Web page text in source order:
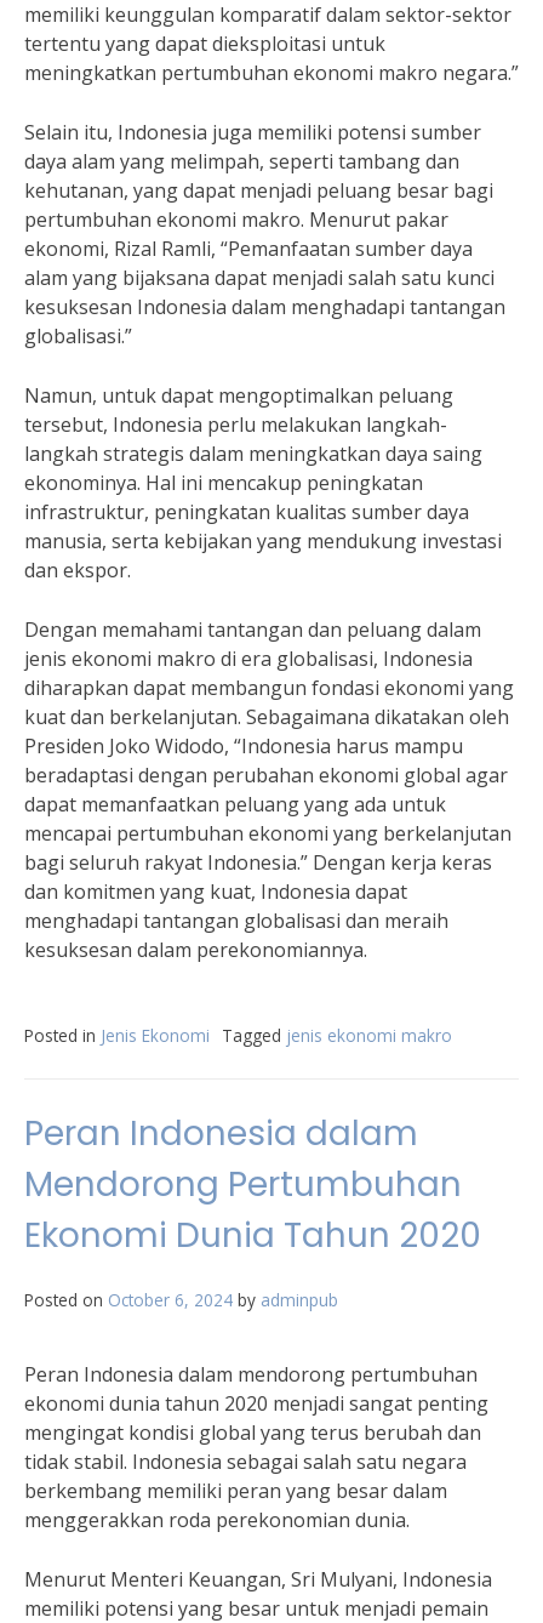
memiliki keunggulan komparatif dalam sektor-sektor
tertentu yang dapat dieksploitasi untuk
meningkatkan pertumbuhan ekonomi makro negara.”
Selain itu, Indonesia juga memiliki potensi sumber
daya alam yang melimpah, seperti tambang dan
kehutanan, yang dapat menjadi peluang besar bagi
pertumbuhan ekonomi makro. Menurut pakar
ekonomi, Rizal Ramli, “Pemanfaatan sumber daya
alam yang bijaksana dapat menjadi salah satu kunci
kesuksesan Indonesia dalam menghadapi tantangan
globalisasi.”
Namun, untuk dapat mengoptimalkan peluang
tersebut, Indonesia perlu melakukan langkah-
langkah strategis dalam meningkatkan daya saing
ekonominya. Hal ini mencakup peningkatan
infrastruktur, peningkatan kualitas sumber daya
manusia, serta kebijakan yang mendukung investasi
dan ekspor.
Dengan memahami tantangan dan peluang dalam
jenis ekonomi makro di era globalisasi, Indonesia
diharapkan dapat membangun fondasi ekonomi yang
kuat dan berkelanjutan. Sebagaimana dikatakan oleh
Presiden Joko Widodo, “Indonesia harus mampu
beradaptasi dengan perubahan ekonomi global agar
dapat memanfaatkan peluang yang ada untuk
mencapai pertumbuhan ekonomi yang berkelanjutan
bagi seluruh rakyat Indonesia.” Dengan kerja keras
dan komitmen yang kuat, Indonesia dapat
menghadapi tantangan globalisasi dan meraih
kesuksesan dalam perekonomiannya.
Posted in Jenis Ekonomi Tagged jenis ekonomi makro
Peran Indonesia dalam
Mendorong Pertumbuhan
Ekonomi Dunia Tahun 2020
Posted on October 6, 2024 by adminpub
Peran Indonesia dalam mendorong pertumbuhan
ekonomi dunia tahun 2020 menjadi sangat penting
mengingat kondisi global yang terus berubah dan
tidak stabil. Indonesia sebagai salah satu negara
berkembang memiliki peran yang besar dalam
menggerakkan roda perekonomian dunia.
Menurut Menteri Keuangan, Sri Mulyani, Indonesia
memiliki potensi yang besar untuk menjadi pemain